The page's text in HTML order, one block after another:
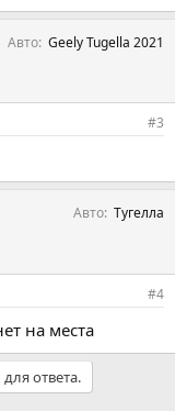
Авто Geely Tugella 2021
#3
Авто Тугелла
#4
на места
ответа.